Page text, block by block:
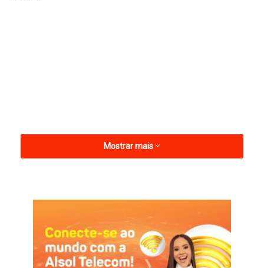
A iniciativa também destaca a importância da fiscalização e do
cuidado contínuo com os bens públicos, garantindo um serviço
Mostrar mais